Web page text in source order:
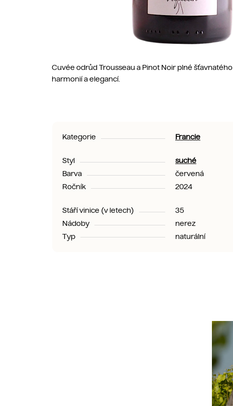
Cuvée odrůd Trousseau a Pinot Noir plné
harmonií a elegancí.
Kategorie Francie
Styl suché
Barva
červená
Ročník
2024
Stáří vinice (v letech) 35
Nádoby
nerez
Typ
naturální